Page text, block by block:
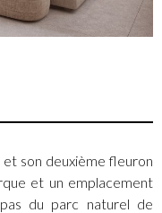
son deuxième fleuron
et un emplacement
du parc naturel de